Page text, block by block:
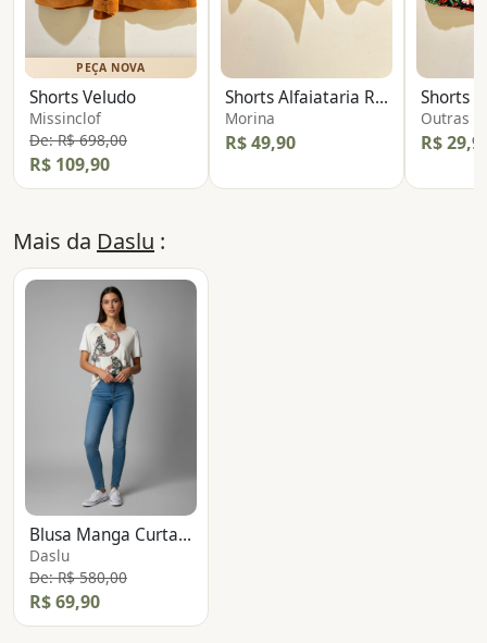
PEÇA NOVA
Shorts Veludo
Missinclof
De: R$ 698,00
R$ 109,90
Shorts Alfaiataria Risca
Morina
R$ 49,90
Shorts
Outras
R$
Mais da Daslu :
Blusa Manga Curta Borboleta
Daslu
De: R$ 580,00
R$ 69,90